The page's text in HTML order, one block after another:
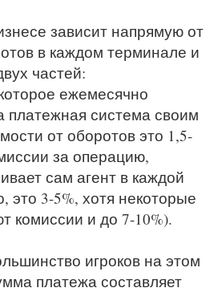
зависит напрямую от
в каждом терминале и
частей:
ежемесячно
платежная система своим
от оборотов это 1,5-
за операцию,
сам агент в каждой
это 3-5%, хотя некоторые
комиссии и до 7-10%).
игроков на этом
платежа составляет